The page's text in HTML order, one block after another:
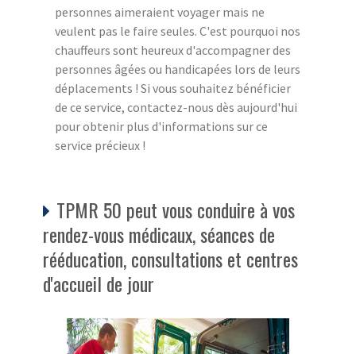
personnes aimeraient voyager mais ne
veulent pas le faire seules. C'est pourquoi nos
chauffeurs sont heureux d'accompagner des
personnes âgées ou handicapées lors de leurs
déplacements ! Si vous souhaitez bénéficier
de ce service, contactez-nous dès aujourd'hui
pour obtenir plus d'informations sur ce
service précieux !
TPMR 50 peut vous conduire à vos
rendez-vous médicaux, séances de
rééducation, consultations et centres
d'accueil de jour